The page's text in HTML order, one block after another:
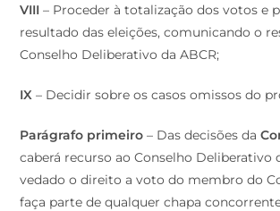
VIII – Proceder à totalização dos votos e
resultado das eleições, comunicando o
Conselho Deliberativo da ABCR;
IX – Decidir sobre os casos omissos do
Parágrafo primeiro – Das decisões da
caberá recurso ao Conselho Deliberativo
vedado o direito a voto do membro do
faça parte de qualquer chapa